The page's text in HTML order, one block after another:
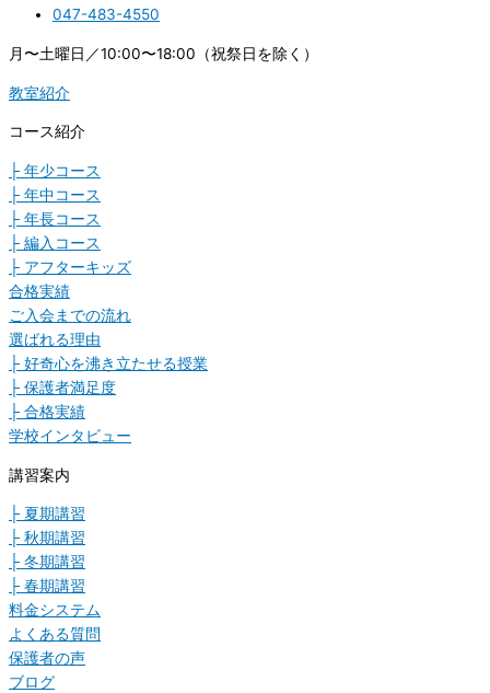
047-483-4550
月〜土曜日／10:00〜18:00（祝祭日を除く）
教室紹介
コース紹介
├ 年少コース
├ 年中コース
├ 年長コース
├ 編入コース
├ アフターキッズ
合格実績
ご入会までの流れ
選ばれる理由
├ 好奇心を沸き立たせる授業
├ 保護者満足度
├ 合格実績
学校インタビュー
講習案内
├ 夏期講習
├ 秋期講習
├ 冬期講習
├ 春期講習
料金システム
よくある質問
保護者の声
ブログ